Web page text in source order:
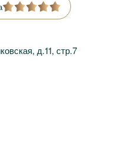
д.11, стр.7